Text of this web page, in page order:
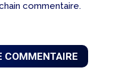
commentaire.
COMMENTAIRE